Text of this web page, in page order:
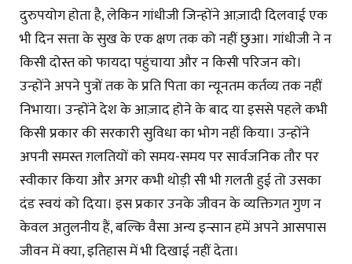
दुरुपयोग होता है, लेकिन गांधीजी जिन्होंने आज़ादी दिलवाई एक
भी दिन सत्ता के सुख के एक क्षण तक को नहीं छुआ। गांधीजी ने न
किसी दोस्त को फायदा पहुंचाया और न किसी परिजन को।
उन्होंने अपने पुत्रों तक के प्रति पिता का न्यूनतम कर्तव्य तक नहीं
निभाया। उन्होंने देश के आज़ाद होने के बाद या इससे पहले कभी
किसी प्रकार की सरकारी सुविधा का भाेग नहीं किया। उन्होंने
अपनी समस्त ग़लतियों को समय-समय पर सार्वजनिक तौर पर
स्वीकार किया और अगर कभी थोड़ी सी भी ग़लती हुई तो उसका
दंड स्वयं को दिया। इस प्रकार उनके जीवन के व्यक्तिगत गुण न
केवल अतुलनीय हैं, बल्कि वैसा अन्य इन्सान हमें अपने आसपास
जीवन में क्या, इतिहास में भी दिखाई नहीं देता।